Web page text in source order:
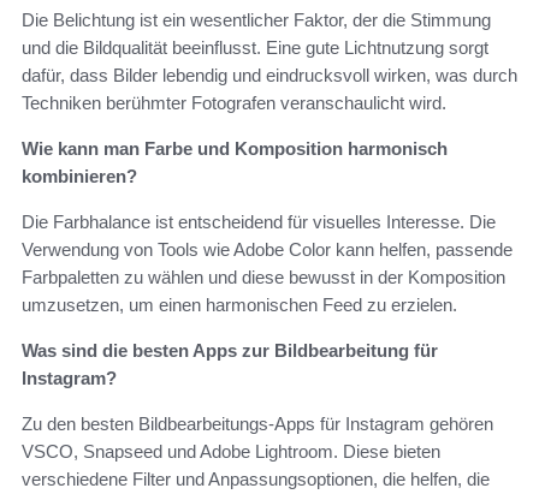
Die Belichtung ist ein wesentlicher Faktor, der die Stimmung
und die Bildqualität beeinflusst. Eine gute Lichtnutzung sorgt
dafür, dass Bilder lebendig und eindrucksvoll wirken, was durch
Techniken berühmter Fotografen veranschaulicht wird.
Wie kann man Farbe und Komposition harmonisch
kombinieren?
Die Farbhalance ist entscheidend für visuelles Interesse. Die
Verwendung von Tools wie Adobe Color kann helfen, passende
Farbpaletten zu wählen und diese bewusst in der Komposition
umzusetzen, um einen harmonischen Feed zu erzielen.
Was sind die besten Apps zur Bildbearbeitung für
Instagram?
Zu den besten Bildbearbeitungs-Apps für Instagram gehören
VSCO, Snapseed und Adobe Lightroom. Diese bieten
verschiedene Filter und Anpassungsoptionen, die helfen, die